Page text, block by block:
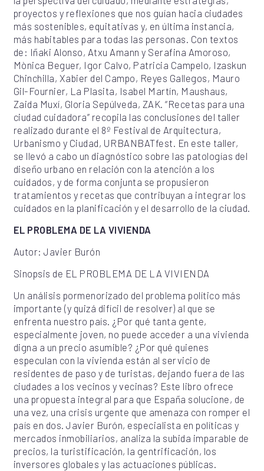
proyectos y reflexiones que nos guían hacia ciudades
más sostenibles, equitativas y, en última instancia,
más habitables para todas las personas. Con textos
de: Iñaki Alonso, Atxu Amann y Serafina Amoroso,
Mònica Beguer, Igor Calvo, Patricia Campelo, Izaskun
Chinchilla, Xabier del Campo, Reyes Gallegos, Mauro
Gil-Fournier, La Plasita, Isabel Martín, Maushaus,
Zaida Muxí, Gloria Sepúlveda, ZAK. “Recetas para una
ciudad cuidadora” recopila las conclusiones del taller
realizado durante el 8º Festival de Arquitectura,
Urbanismo y Ciudad, URBANBATfest. En este taller,
se llevó a cabo un diagnóstico sobre las patologías del
diseño urbano en relación con la atención a los
cuidados, y de forma conjunta se propusieron
tratamientos y recetas que contribuyan a integrar los
cuidados en la planificación y el desarrollo de la ciudad.
EL PROBLEMA DE LA VIVIENDA
Autor: Javier Burón
Sinopsis de EL PROBLEMA DE LA VIVIENDA
Un análisis pormenorizado del problema político más
importante (y quizá difícil de resolver) al que se
enfrenta nuestro país. ¿Por qué tanta gente,
especialmente joven, no puede acceder a una vivienda
digna a un precio asumible? ¿Por qué quienes
especulan con la vivienda están al servicio de
residentes de paso y de turistas, dejando fuera de las
ciudades a los vecinos y vecinas? Este libro ofrece
una propuesta integral para que España solucione, de
una vez, una crisis urgente que amenaza con romper el
país en dos. Javier Burón, especialista en políticas y
mercados inmobiliarios, analiza la subida imparable de
precios, la turistificación, la gentrificación, los
inversores globales y las actuaciones públicas.